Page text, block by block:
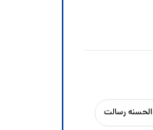
رسالت